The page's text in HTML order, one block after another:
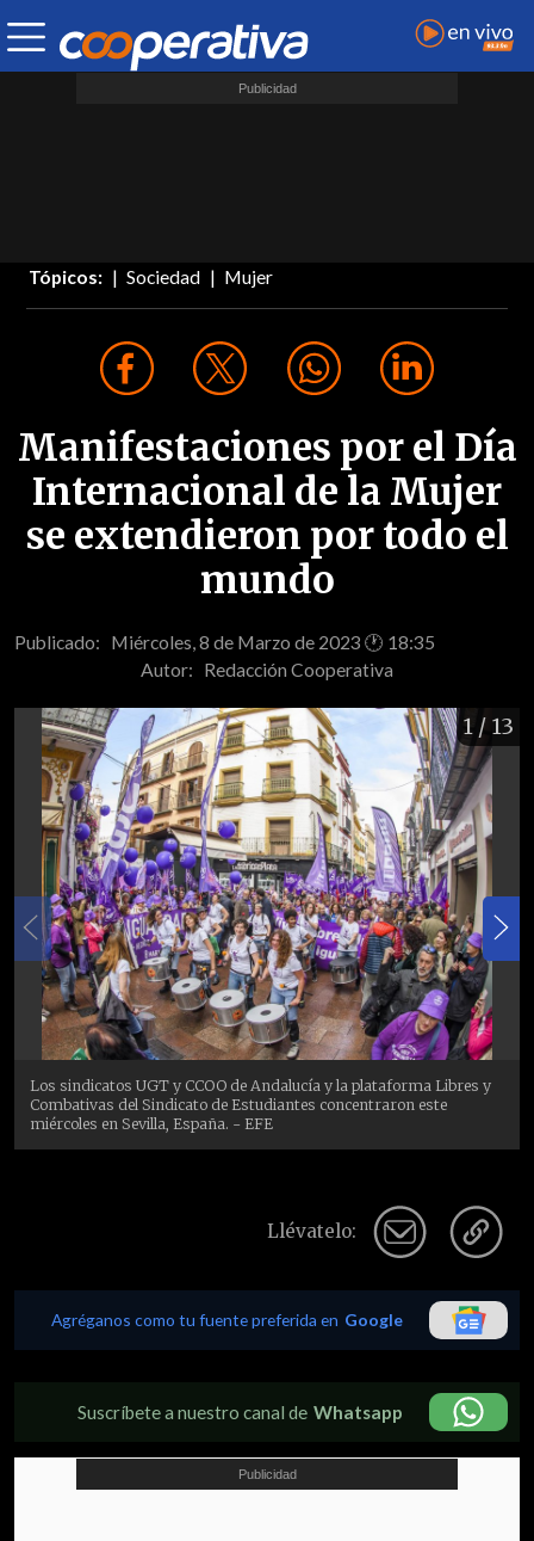
Tópicos: Sociedad Mujer
Manifestaciones por el Día
Internacional de la Mujer
se extendieron por todo el
mundo
Publicado: Miércoles, 8 de Marzo de 2023 🕐 18:35
Autor: Redacción Cooperativa
1 / 13
Los sindicatos UGT y CCOO de Andalucía y la plataforma Libres y
Combativas del Sindicato de Estudiantes concentraron este
miércoles en Sevilla, España. - EFE
Llévatelo:
Agréganos como tu fuente preferida en Google
Suscríbete a nuestro canal de Whatsapp